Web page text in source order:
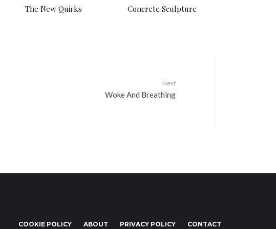
The New Quirks Concrete Sculpture
Next
Woke And Breathing
COOKIE POLICY ABOUT PRIVACY POLICY CONTACT